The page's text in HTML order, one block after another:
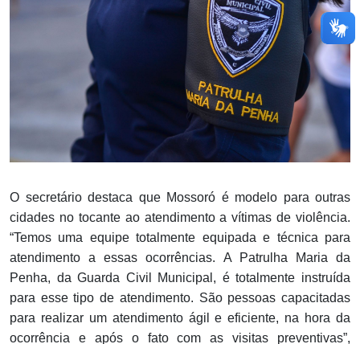
O secretário destaca que Mossoró é modelo para outras
cidades no tocante ao atendimento a vítimas de violência.
“Temos uma equipe totalmente equipada e técnica para
atendimento a essas ocorrências. A Patrulha Maria da
Penha, da Guarda Civil Municipal, é totalmente instruída
para esse tipo de atendimento. São pessoas capacitadas
para realizar um atendimento ágil e eficiente, na hora da
ocorrência e após o fato com as visitas preventivas”,